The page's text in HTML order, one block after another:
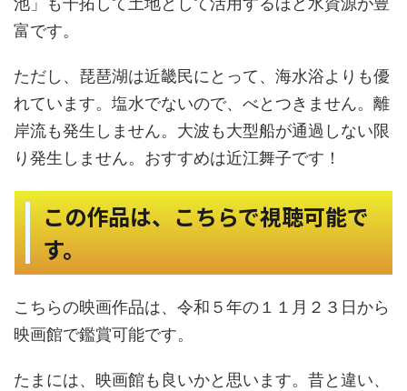
富です。
ただし、琵琶湖は近畿民にとって、海水浴よりも優
れています。塩水でないので、べとつきません。離
岸流も発生しません。大波も大型船が通過しない限
り発生しません。おすすめは近江舞子です！
この作品は、こちらで視聴可能で
す。
こちらの映画作品は、令和５年の１１月２３日から
映画館で鑑賞可能です。
たまには、映画館も良いかと思います。昔と違い、